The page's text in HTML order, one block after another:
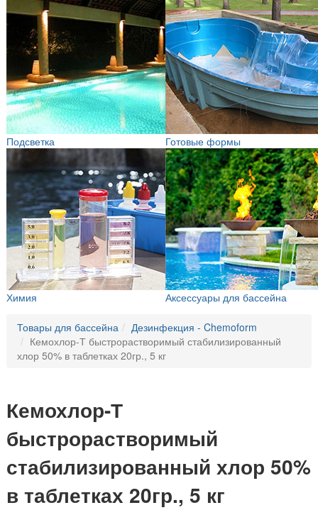
Подсветка Готовые формы
Химия Аксессуары для бассейна
Товары для бассейна
Дезинфекция - Chemoform
Кемохлор-Т быстрорастворимый стабилизированный
хлор 50% в таблетках 20гр., 5 кг
Кемохлор-Т
быстрорастворимый
стабилизированный хлор 50%
в таблетках 20гр., 5 кг